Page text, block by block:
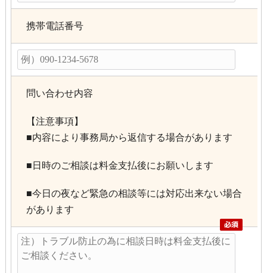
携帯電話番号
問い合わせ内容
【注意事項】
■内容により事務局から返信する場合があります
■日時のご相談は料金支払後にお願いします
■今日の夜など緊急の相談等には対応出来ない場合
があります